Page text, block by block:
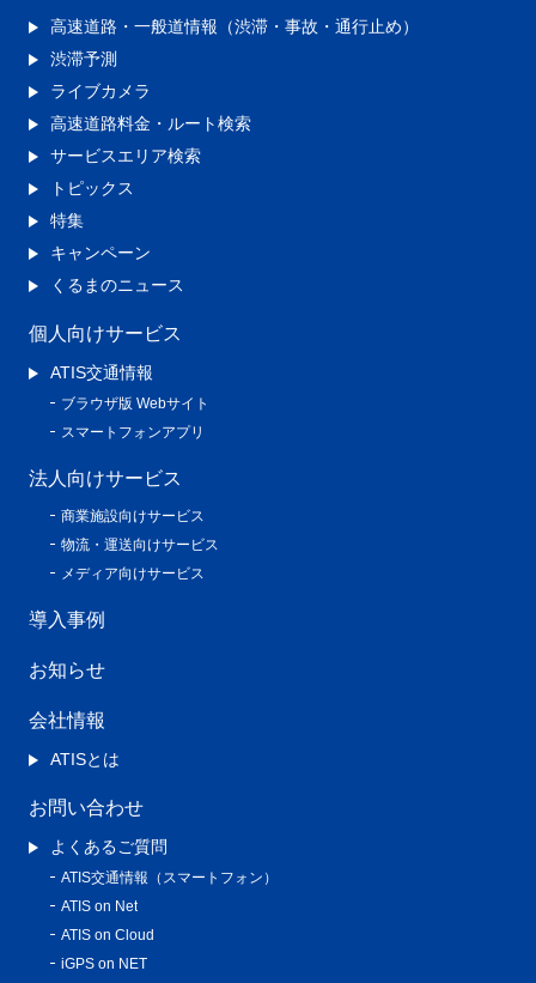
高速道路・一般道情報（渋滞・事故・通行止め）
渋滞予測
ライブカメラ
高速道路料金・ルート検索
サービスエリア検索
トピックス
特集
キャンペーン
くるまのニュース
個人向けサービス
ATIS交通情報
ブラウザ版 Webサイト
スマートフォンアプリ
法人向けサービス
商業施設向けサービス
物流・運送向けサービス
メディア向けサービス
導入事例
お知らせ
会社情報
ATISとは
お問い合わせ
よくあるご質問
ATIS交通情報（スマートフォン）
ATIS on Net
ATIS on Cloud
iGPS on NET